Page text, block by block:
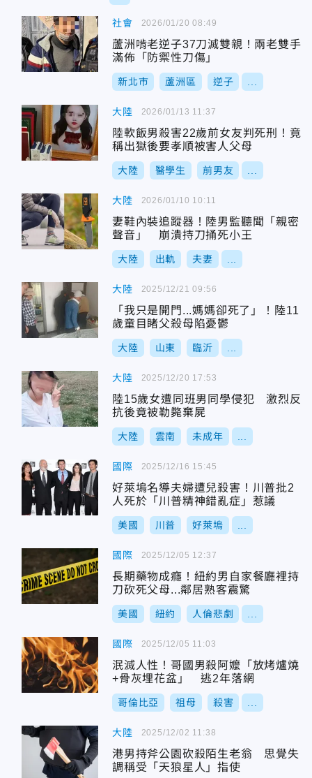
社會
蘆洲啃老逆子37刀滅雙親！兩老雙手
滿佈「防禦性刀傷」
新北市 蘆洲區 逆子
2026/01/20 08:49
大陸
陸軟飯男殺害22歲前女友判死刑！竟
稱出獄後要孝順被害人父母
大陸 醫學生 前男友
2026/01/13 11:37
大陸
妻鞋內裝追蹤器！陸男監聽聞「親密
聲音」 崩潰持刀捅死小王
大陸 出軌 夫妻
2026/01/10 10:11
大陸
「我只是開門...媽媽卻死了」！陸11
歲童目睹父殺母陷憂鬱
大陸 山東 臨沂
2025/12/21 09:56
大陸
陸15歲女遭同班男同學侵犯 激烈反
抗後竟被勒斃棄屍
大陸 雲南 未成年
2025/12/20 17:53
國際
好萊塢名導夫婦遭兒殺害！川普批2
人死於「川普精神錯亂症」惹議
美國 川普 好萊塢
2025/12/16 15:45
國際
長期藥物成癮！紐約男自家餐廳裡持
刀砍死父母...鄰居熟客震驚
美國 紐約 人倫悲劇
2025/12/05 12:37
國際
泯滅人性！哥國男殺阿嬤「放烤爐燒
+骨灰埋花盆」 逃2年落網
哥倫比亞 祖母 殺害
2025/12/05 11:03
大陸
港男持斧公園砍殺陌生老翁 思覺失
調稱受「天狼星人」指使
2025/12/02 11:38